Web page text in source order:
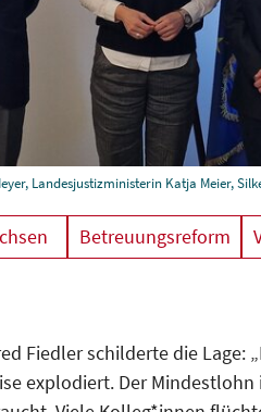
Landesjustizministerin Katja Meier,
Betreuungsreform
Fiedler schilderte die Lage:
explodiert. Der